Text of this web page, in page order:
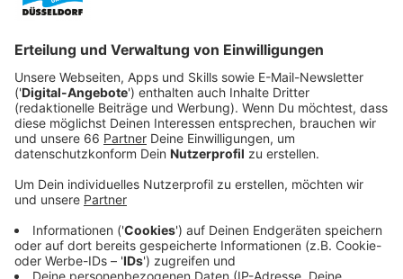
Veröffentlicht:
Anzeige
Doch ihre knappe finanzielle Lage lässt das nicht zu.
Sie selbst hat es nie einfach im Leben gehabt. Doch
für ihre Tochter hat sie sich mehr versprochen. Ein
bißchen Unterstützung erhält sie von ihrem
homosexuellen Freund Selby (Jack Farthing), der zwar
reich ist, aber als Schwuler am Rande der Gesellschaft
so seine ganz eigenen Probleme hat. Doch zu dritt
meistern die drei Freunde eine Hürde nach der anderen